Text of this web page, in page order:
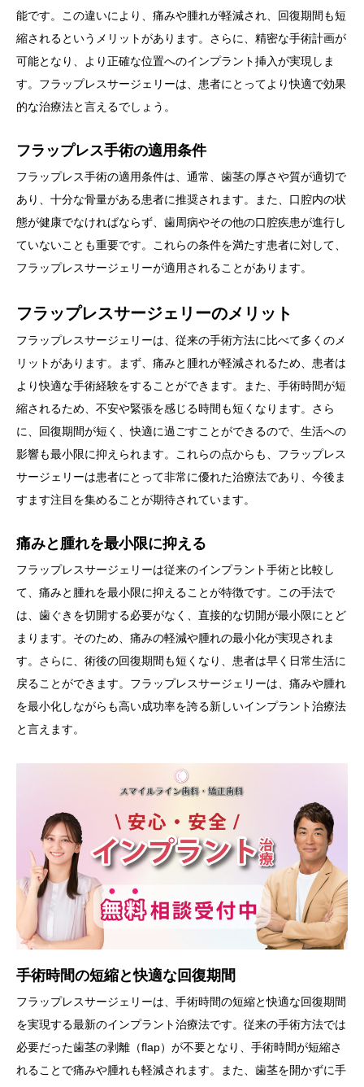
能です。この違いにより、痛みや腫れが軽減され、回復期間も短
縮されるというメリットがあります。さらに、精密な手術計画が
可能となり、より正確な位置へのインプラント挿入が実現しま
す。フラップレスサージェリーは、患者にとってより快適で効果
的な治療法と言えるでしょう。
フラップレス手術の適用条件
フラップレス手術の適用条件は、通常、歯茎の厚さや質が適切で
あり、十分な骨量がある患者に推奨されます。また、口腔内の状
態が健康でなければならず、歯周病やその他の口腔疾患が進行し
ていないことも重要です。これらの条件を満たす患者に対して、
フラップレスサージェリーが適用されることがあります。
フラップレスサージェリーのメリット
フラップレスサージェリーは、従来の手術方法に比べて多くのメ
リットがあります。まず、痛みと腫れが軽減されるため、患者は
より快適な手術経験をすることができます。また、手術時間が短
縮されるため、不安や緊張を感じる時間も短くなります。さら
に、回復期間が短く、快適に過ごすことができるので、生活への
影響も最小限に抑えられます。これらの点からも、フラップレス
サージェリーは患者にとって非常に優れた治療法であり、今後ま
すます注目を集めることが期待されています。
痛みと腫れを最小限に抑える
フラップレスサージェリーは従来のインプラント手術と比較し
て、痛みと腫れを最小限に抑えることが特徴です。この手法で
は、歯ぐきを切開する必要がなく、直接的な切開が最小限にとど
まります。そのため、痛みの軽減や腫れの最小化が実現されま
す。さらに、術後の回復期間も短くなり、患者は早く日常生活に
戻ることができます。フラップレスサージェリーは、痛みや腫れ
を最小化しながらも高い成功率を誇る新しいインプラント治療法
と言えます。
手術時間の短縮と快適な回復期間
フラップレスサージェリーは、手術時間の短縮と快適な回復期間
を実現する最新のインプラント治療法です。従来の手術方法では
必要だった歯茎の剥離（flap）が不要となり、手術時間が短縮さ
れることで痛みや腫れも軽減されます。また、歯茎を開かずに手